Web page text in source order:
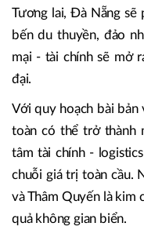
Tương lai, Đà Nẵng sẽ
bến du thuyền, đảo
mại - tài chính sẽ mở
đại.
Với quy hoạch bài bản
toàn có thể trở thành
tâm tài chính -
chuỗi giá trị toàn cầu.
và Thâm Quyến là kim
quả không gian biển.